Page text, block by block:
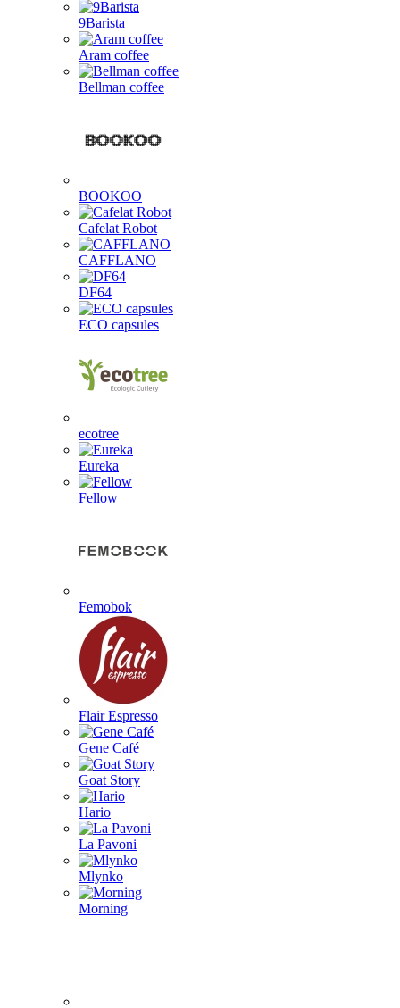
9Barista
Aram coffee
Bellman coffee
BOOKOO
Cafelat Robot
CAFFLANO
DF64
ECO capsules
ecotree
Eureka
Fellow
Femobok
Flair Espresso
Gene Café
Goat Story
Hario
La Pavoni
Mlynko
Morning